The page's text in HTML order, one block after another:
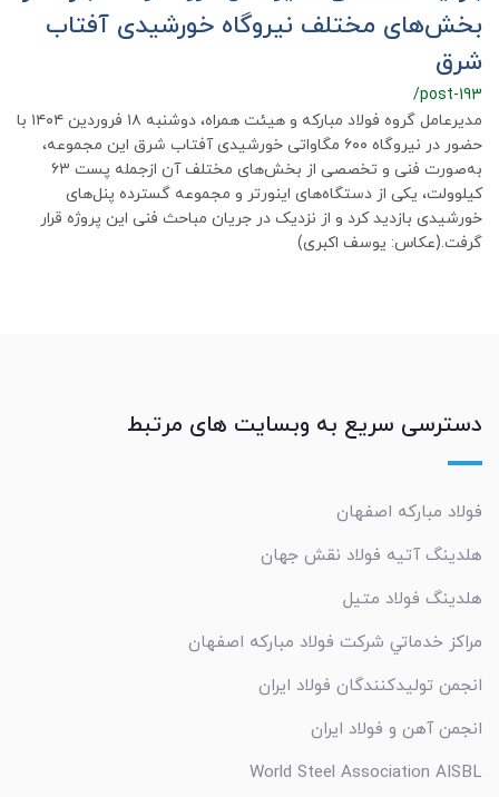
بخش‌های مختلف نیروگاه خورشیدی آفتاب
شرق
/post-193
مدیرعامل گروه فولاد مبارکه و هیئت همراه، دوشنبه ۱۸ فروردین ۱۴۰۴ با
حضور در نیروگاه ۶۰۰ مگاواتی خورشیدی آفتاب شرق این مجموعه،
به‌صورت فنی و تخصصی از بخش‌های مختلف آن ازجمله پست ۶۳
کیلوولت، یکی از دستگاه‌های اینورتر و مجموعه گسترده پنل‌های
خورشیدی بازدید کرد و از نزدیک در جریان مباحث فنی این پروژه قرار
گرفت.(عکاس: یوسف اکبری)
دسترسی سریع به وبسایت های مرتبط
فولاد مبارکه اصفهان
هلدینگ آتیه فولاد نقش جهان
هلدینگ فولاد متیل
مراکز خدماتي شرکت فولاد مبارکه اصفهان
انجمن تولیدکنندگان فولاد ایران
انجمن آهن و فولاد ایران
World Steel Association AISBL